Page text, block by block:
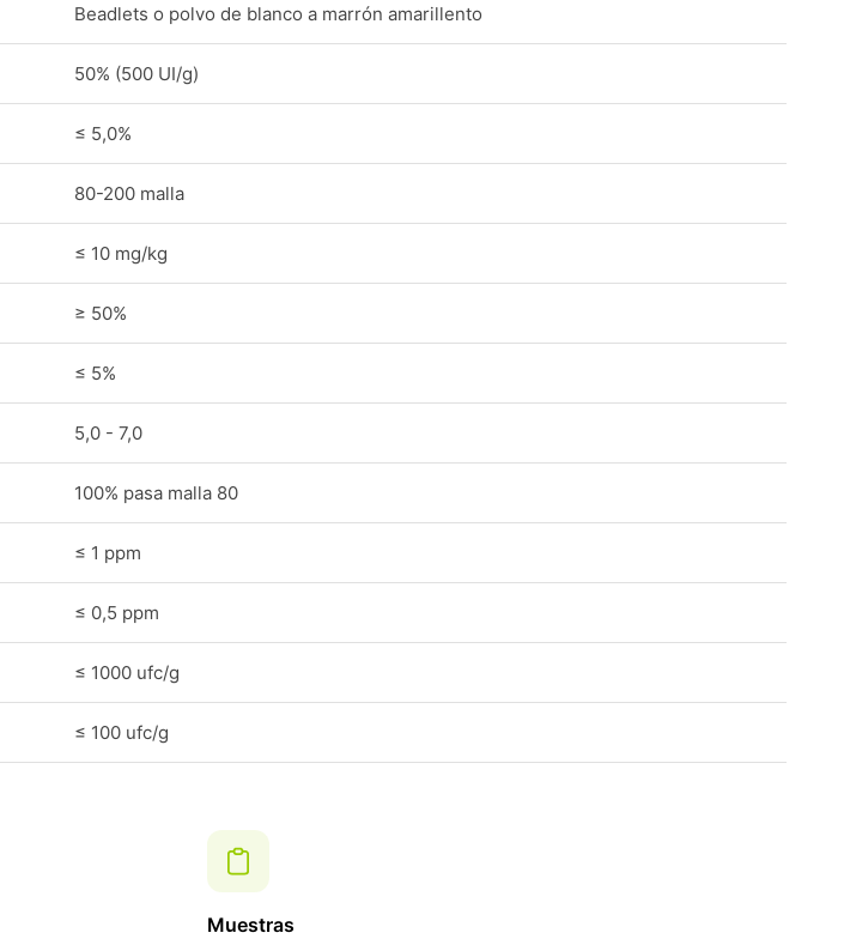
Beadlets o polvo de blanco a marrón amarillento
50% (500 UI/g)
≤ 5,0%
80-200 malla
≤ 10 mg/kg
≥ 50%
≤ 5%
5,0 - 7,0
100% pasa malla 80
≤ 1 ppm
≤ 0,5 ppm
≤ 1000 ufc/g
≤ 100 ufc/g
Muestras